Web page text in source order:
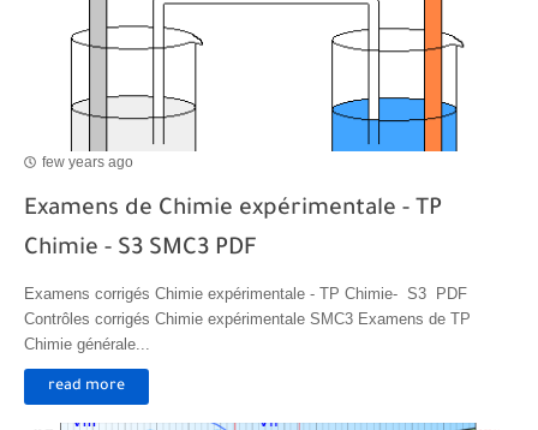
few years ago
Examens de Chimie expérimentale - TP
Chimie - S3 SMC3 PDF
Examens corrigés Chimie expérimentale - TP Chimie- S3 PDF
Contrôles corrigés Chimie expérimentale SMC3 Examens de TP
Chimie générale...
read more